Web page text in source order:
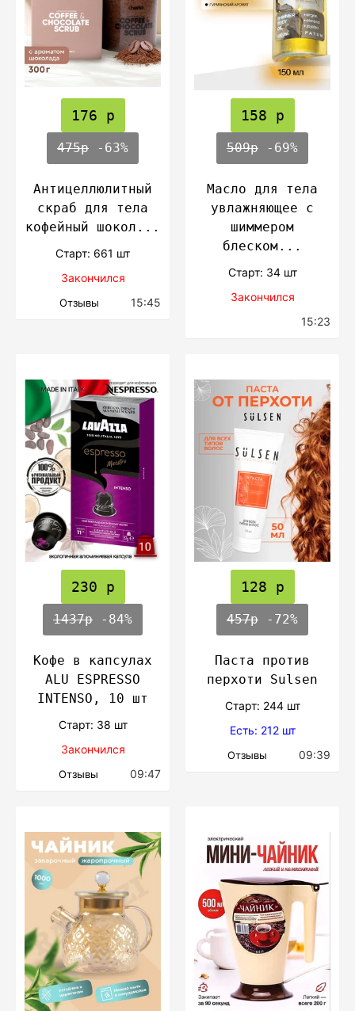
176 р
475р -63%
Антицеллюлитный
скраб для тела
кофейный шокол...
Cтарт: 661 шт
Закончился
Отзывы 15:45
158 р
509р -69%
Масло для тела
увлажняющее с
шиммером
блеском...
Cтарт: 34 шт
Закончился
15:23
230 р
1437р -84%
Кофе в капсулах
ALU ESPRESSO
INTENSO, 10 шт
Cтарт: 38 шт
Закончился
Отзывы 09:47
128 р
457р -72%
Паста против
перхоти Sulsen
Cтарт: 244 шт
Есть: 212 шт
Отзывы 09:39